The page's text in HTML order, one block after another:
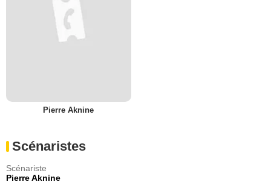
Pierre Aknine
Scénaristes
Scénariste
Pierre Aknine